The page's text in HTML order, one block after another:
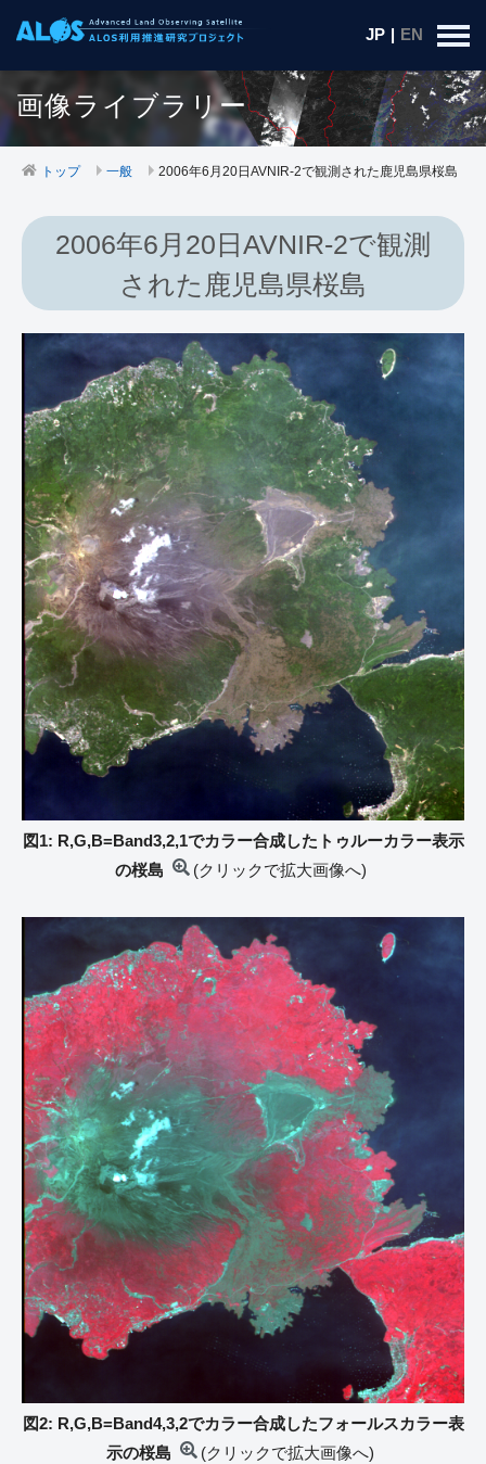
JP | EN
画像ライブラリー
トップ 一般 2006年6月20日AVNIR-2で観測された鹿児島県桜島
2006年6月20日AVNIR-2で観測
された鹿児島県桜島
図1: R,G,B=Band3,2,1でカラー合成したトゥルーカラー表示
の桜島
(クリックで拡大画像へ)
図2: R,G,B=Band4,3,2でカラー合成したフォールスカラー表
示の桜島
(クリックで拡大画像へ)